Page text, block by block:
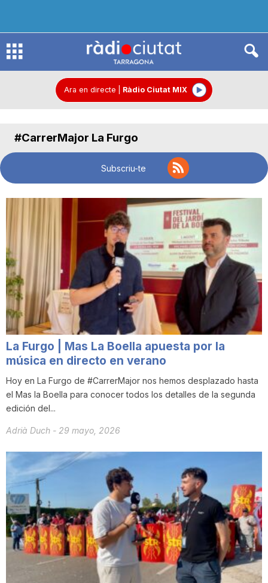
R
i
u
t
a
t
d
e
T
Ara en directe Ràdio Ciutat MIX
#CarrerMajor La Furgo
Subscriu-te
La Furgo | Mas La Boella apuesta por la
música en directo en verano
Hoy en La Furgo de #CarrerMajor nos hemos desplazado hasta
el Mas la Boella para conocer todos los detalles de la segunda
edición del...
Adrià Duch - 29 mayo, 2026